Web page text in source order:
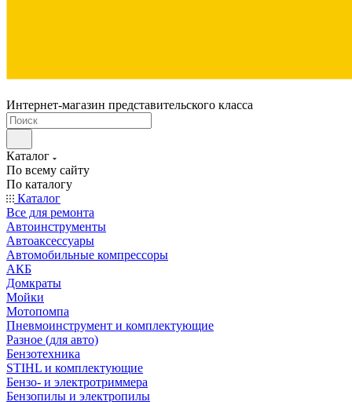
Интернет-магазин представительского класса
Каталог
По всему сайту
По каталогу
Каталог
Все для ремонта
Автоинструменты
Автоаксессуары
Автомобильные компрессоры
АКБ
Домкраты
Мойки
Мотопомпа
Пневмоинструмент и комплектующие
Разное (для авто)
Бензотехника
STIHL и комплектующие
Бензо- и электротриммера
Бензопилы и электропилы